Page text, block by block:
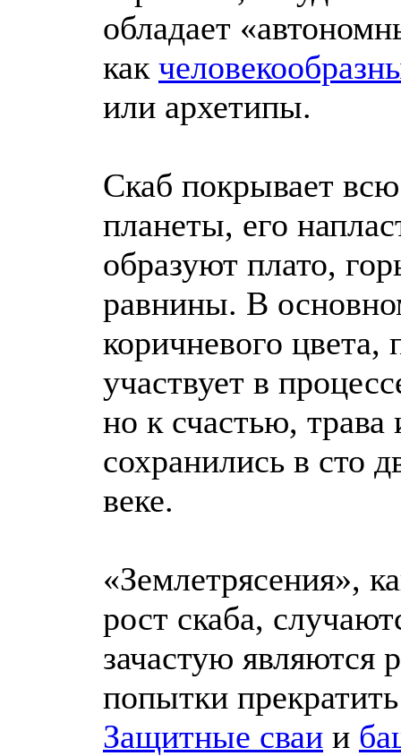
обладает
как
или архетипы.
Скаб покрывает
планеты, его
образуют плато,
равнины. В
коричневого цвета,
участвует в
но к счастью, трава
сохранились в сто
веке.
«Землетрясения»,
рост скаба,
зачастую являются
попытки
Защитные сваи и